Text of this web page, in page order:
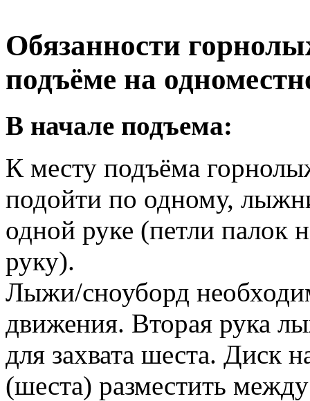
Обязанности
подъёме на
В начале подъема:
К месту подъёма
подойти по одному,
одной руке (петли палок
руку).
Лыжи/сноуборд
движения. Вторая рука
для захвата шеста. Диск
(шеста) разместить